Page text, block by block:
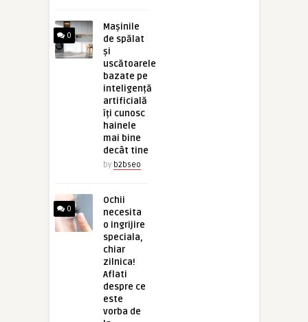
0
Mașinile
de spălat
și
uscătoarele
bazate pe
inteligență
artificială
îți cunosc
hainele
mai bine
decât tine
by b2bseo
0
Ochii
necesita
o ingrijire
speciala,
chiar
zilnica!
Aflati
despre ce
este
vorba de